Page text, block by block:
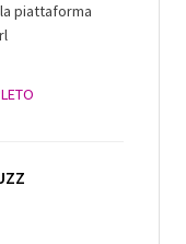
piattaforma